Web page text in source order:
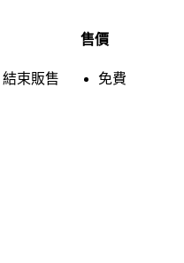
售價
結束販售 免費